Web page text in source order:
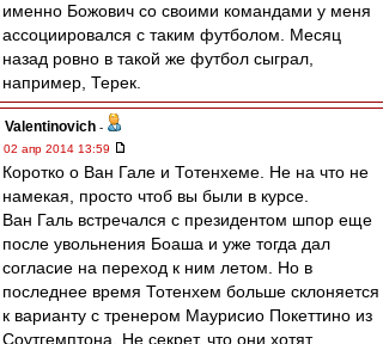
именно Божович со своими командами у меня
ассоциировался с таким футболом. Месяц
назад ровно в такой же футбол сыграл,
например, Терек.
Valentinovich -
02 апр 2014 13:59
Коротко о Ван Гале и Тотенхеме. Не на что не
намекая, просто чтоб вы были в курсе.
Ван Галь встречался с президентом шпор еще
после увольнения Боаша и уже тогда дал
согласие на переход к ним летом. Но в
последнее время Тотенхем больше склоняется
к варианту с тренером Маурисио Покеттино из
Соутгемптона. Не секрет, что они хотят